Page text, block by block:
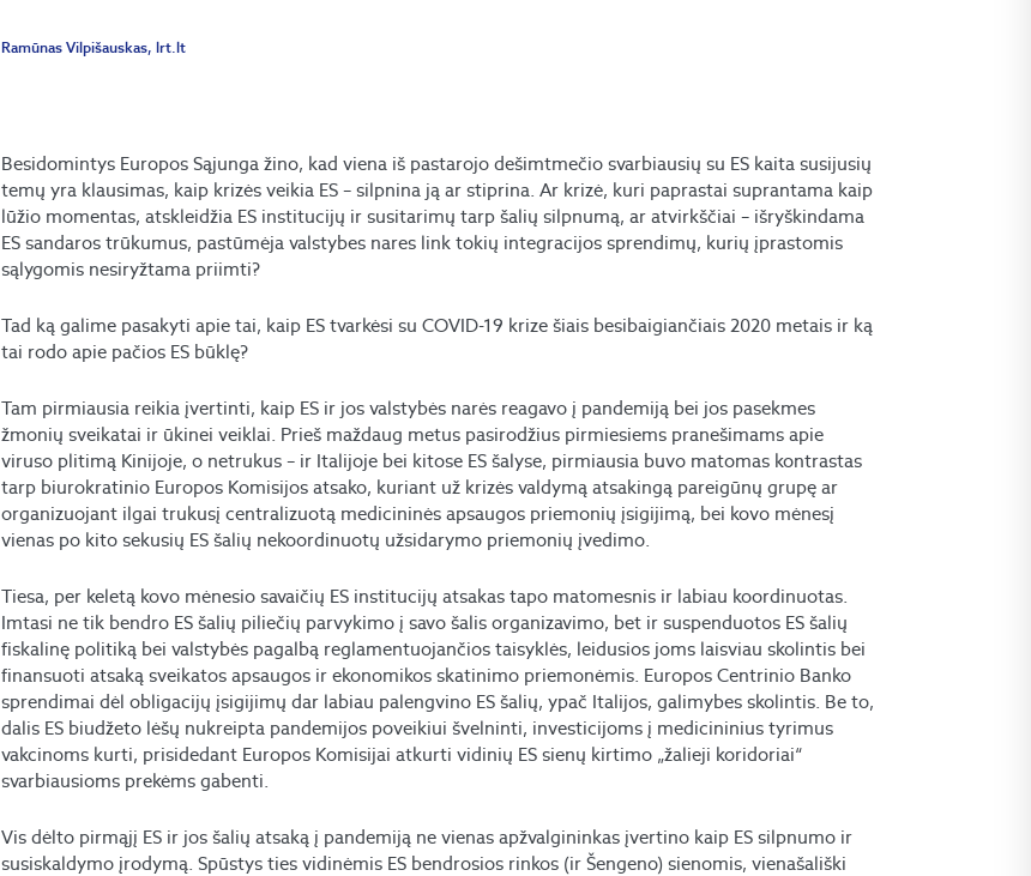
Ramūnas Vilpišauskas, lrt.lt
Besidomintys Europos Sąjunga žino, kad viena iš pastarojo dešimtmečio svarbiausių su ES kaita susijusių
temų yra klausimas, kaip krizės veikia ES – silpnina ją ar stiprina. Ar krizė, kuri paprastai suprantama kaip
lūžio momentas, atskleidžia ES institucijų ir susitarimų tarp šalių silpnumą, ar atvirkščiai – išryškindama
ES sandaros trūkumus, pastūmėja valstybes nares link tokių integracijos sprendimų, kurių įprastomis
sąlygomis nesiryžtama priimti?
Tad ką galime pasakyti apie tai, kaip ES tvarkėsi su COVID-19 krize šiais besibaigiančiais 2020 metais ir ką
tai rodo apie pačios ES būklę?
Tam pirmiausia reikia įvertinti, kaip ES ir jos valstybės narės reagavo į pandemiją bei jos pasekmes
žmonių sveikatai ir ūkinei veiklai. Prieš maždaug metus pasirodžius pirmiesiems pranešimams apie
viruso plitimą Kinijoje, o netrukus – ir Italijoje bei kitose ES šalyse, pirmiausia buvo matomas kontrastas
tarp biurokratinio Europos Komisijos atsako, kuriant už krizės valdymą atsakingą pareigūnų grupę ar
organizuojant ilgai trukusį centralizuotą medicininės apsaugos priemonių įsigijimą, bei kovo mėnesį
vienas po kito sekusių ES šalių nekoordinuotų užsidarymo priemonių įvedimo.
Tiesa, per keletą kovo mėnesio savaičių ES institucijų atsakas tapo matomesnis ir labiau koordinuotas.
Imtasi ne tik bendro ES šalių piliečių parvykimo į savo šalis organizavimo, bet ir suspenduotos ES šalių
fiskalinę politiką bei valstybės pagalbą reglamentuojančios taisyklės, leidusios joms laisviau skolintis bei
finansuoti atsaką sveikatos apsaugos ir ekonomikos skatinimo priemonėmis. Europos Centrinio Banko
sprendimai dėl obligacijų įsigijimų dar labiau palengvino ES šalių, ypač Italijos, galimybes skolintis. Be to,
dalis ES biudžeto lėšų nukreipta pandemijos poveikiui švelninti, investicijoms į medicininius tyrimus
vakcinoms kurti, prisidedant Europos Komisijai atkurti vidinių ES sienų kirtimo „žalieji koridoriai“
svarbiausioms prekėms gabenti.
Vis dėlto pirmąjį ES ir jos šalių atsaką į pandemiją ne vienas apžvalgininkas įvertino kaip ES silpnumo ir
susiskaldymo įrodymą. Spūstys ties vidinėmis ES bendrosios rinkos (ir Šengeno) sienomis, vienašališki